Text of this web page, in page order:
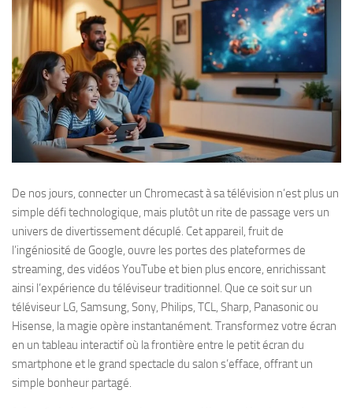
De nos jours, connecter un Chromecast à sa télévision n’est plus un
simple défi technologique, mais plutôt un rite de passage vers un
univers de divertissement décuplé. Cet appareil, fruit de
l’ingéniosité de Google, ouvre les portes des plateformes de
streaming, des vidéos YouTube et bien plus encore, enrichissant
ainsi l’expérience du téléviseur traditionnel. Que ce soit sur un
téléviseur LG, Samsung, Sony, Philips, TCL, Sharp, Panasonic ou
Hisense, la magie opère instantanément. Transformez votre écran
en un tableau interactif où la frontière entre le petit écran du
smartphone et le grand spectacle du salon s’efface, offrant un
simple bonheur partagé.